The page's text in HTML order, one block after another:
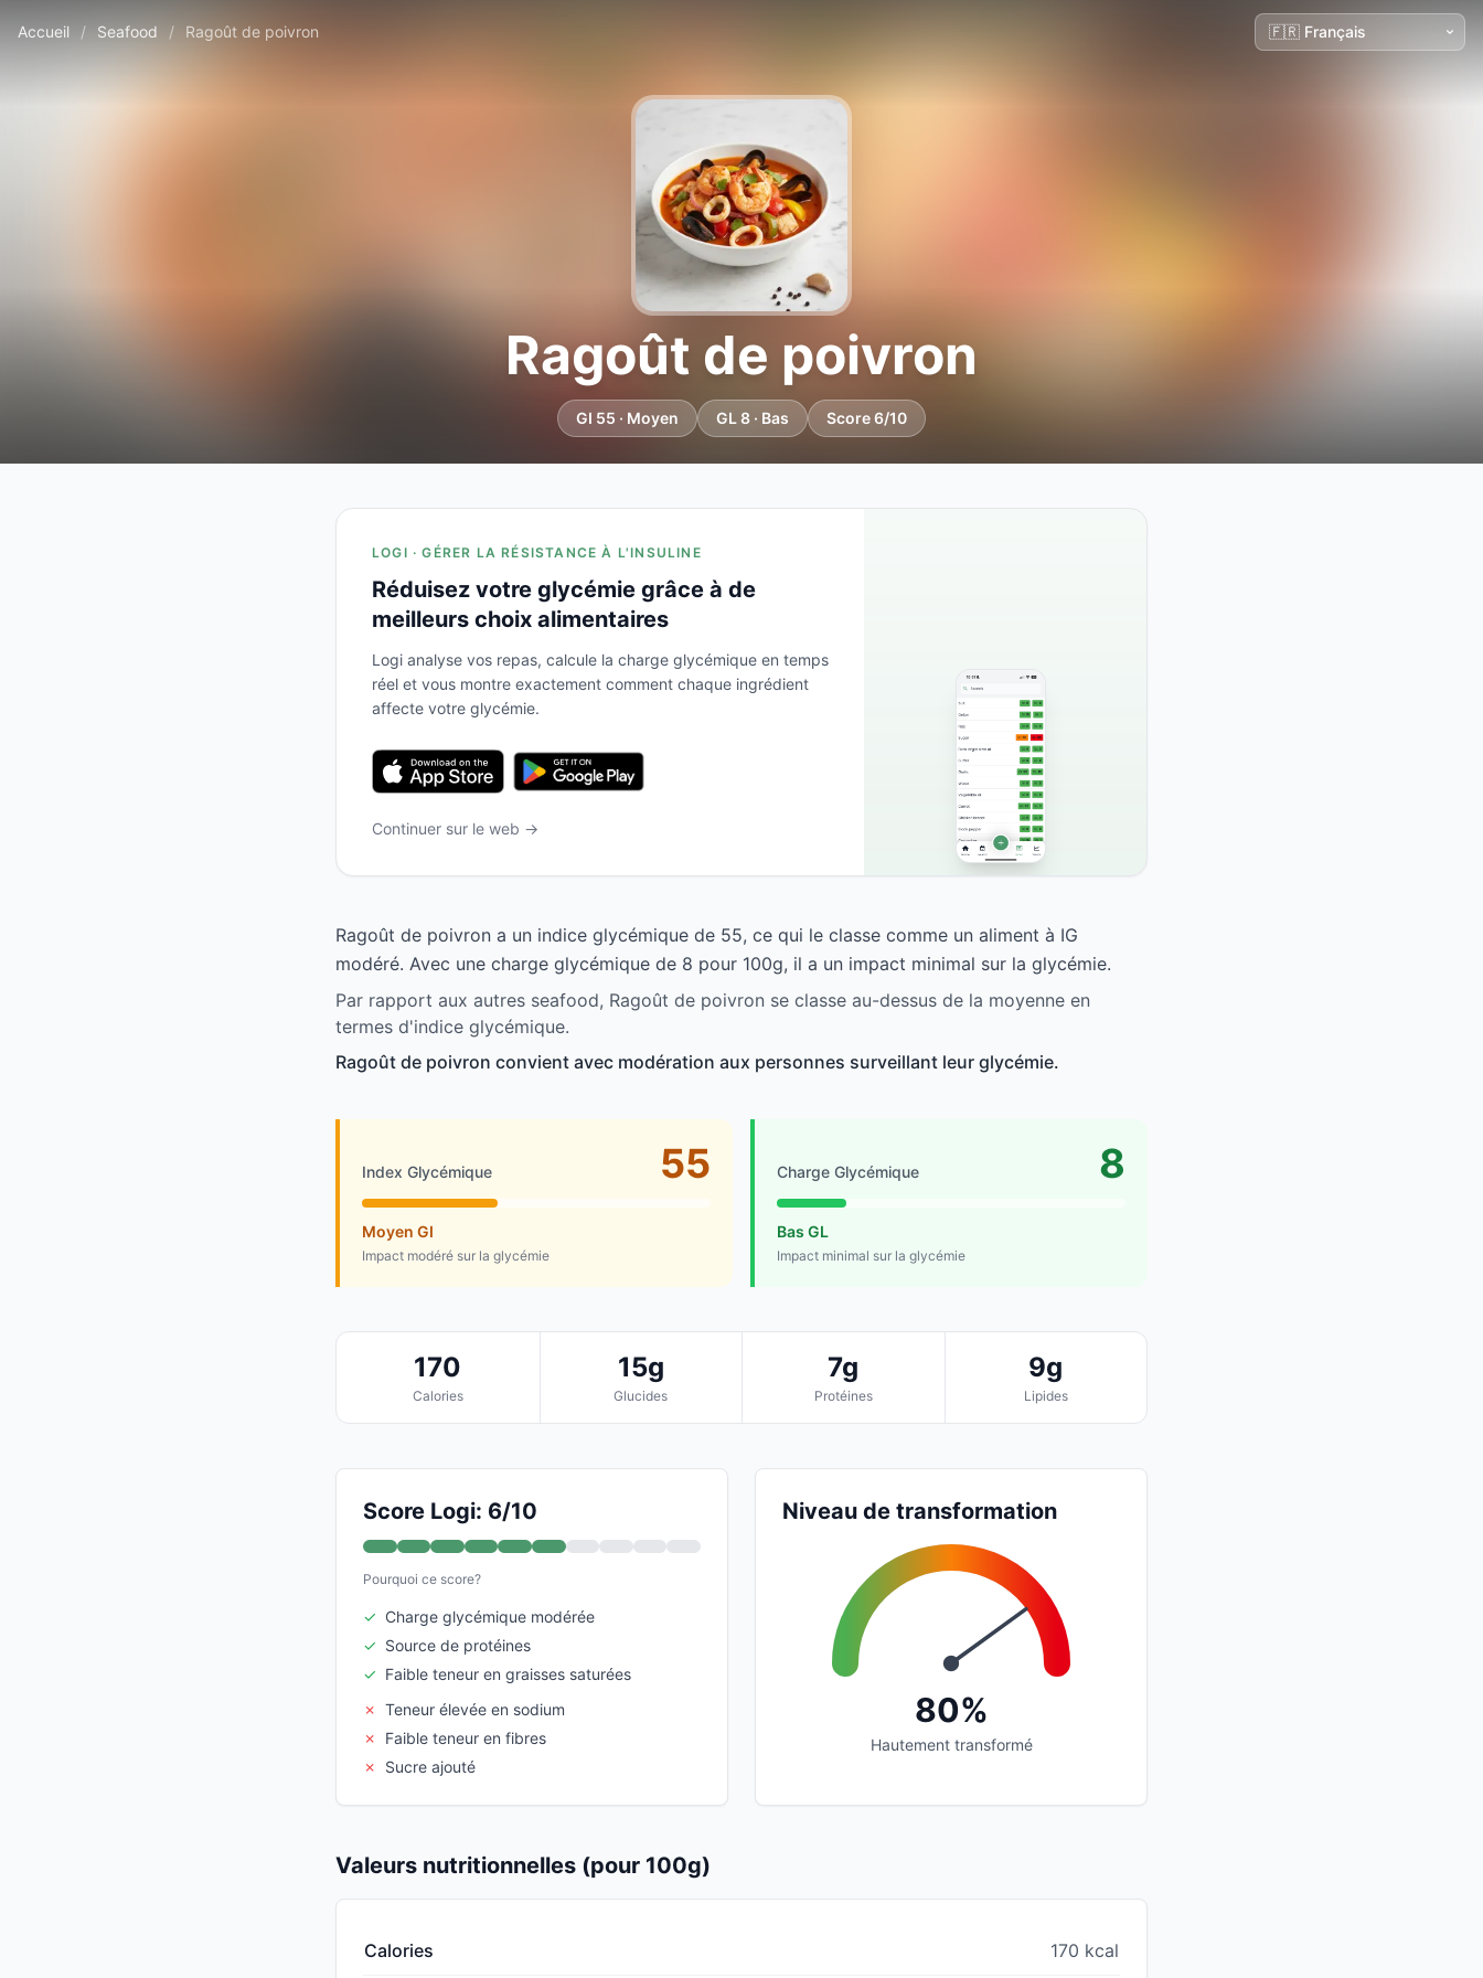
Accueil / Seafood / Ragoût de poivron
Ragoût de poivron
GI 55 · Moyen GL 8 · Bas Score 6/10
LOGI · GÉRER LA RÉSISTANCE À L'INSULINE
Réduisez votre glycémie grâce à de
meilleurs choix alimentaires
Logi analyse vos repas, calcule la charge glycémique en temps
réel et vous montre exactement comment chaque ingrédient
affecte votre glycémie.
Continuer sur le web →
Ragoût de poivron a un indice glycémique de 55, ce qui le classe comme un aliment à IG
modéré. Avec une charge glycémique de 8 pour 100g, il a un impact minimal sur la glycémie.
Par rapport aux autres seafood, Ragoût de poivron se classe au-dessus de la moyenne en
termes d'indice glycémique.
Ragoût de poivron convient avec modération aux personnes surveillant leur glycémie.
Index Glycémique 55
Moyen GI
Impact modéré sur la glycémie
Charge Glycémique 8
Bas GL
Impact minimal sur la glycémie
170
Calories
15g
Glucides
7g
Protéines
9g
Lipides
Score Logi: 6/10
Pourquoi ce score?
✓ Charge glycémique modérée
✓ Source de protéines
✓ Faible teneur en graisses saturées
✗ Teneur élevée en sodium
✗
Faible teneur en fibres
✗
Sucre ajouté
Niveau de transformation
80%
Hautement transformé
Valeurs nutritionnelles (pour 100g)
Calories 170 kcal